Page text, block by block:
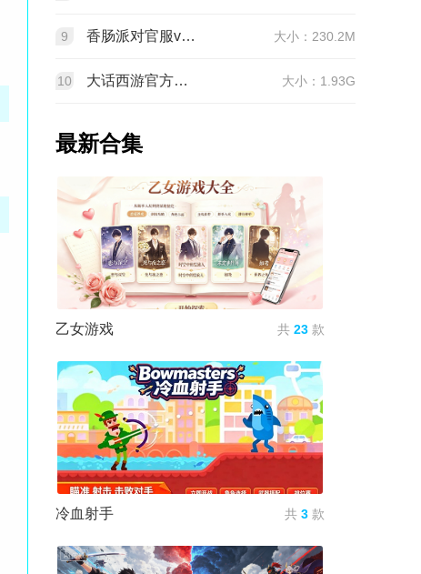
9 香肠派对官服v24.14 正式服 大小：230.2M
10 大话西游官方正版v2.1.436 安卓最新版 大小：1.93G
最新合集
乙女游戏 共 23 款
冷血射手 共 3 款